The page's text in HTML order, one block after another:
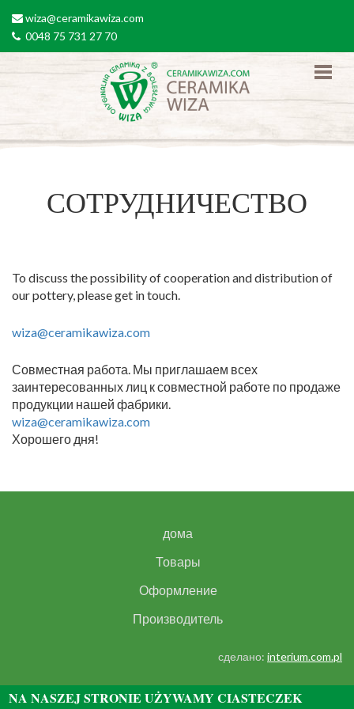
email
wiza@ceramikawiza.com
tel0048 75 731 27 70
СОТРУДНИЧЕСТВО
To discuss the possibility of cooperation and distribution of
our pottery, please get in touch.
wiza@ceramikawiza.com
Совместная работа. Мы приглашаем всех
заинтересованных лиц к совместной работе по продаже
продукции нашей фабрики.
wiza@ceramikawiza.com
Хорошего дня!
дома
Товары
Оформление
Производитель
сделано: interium.com.pl
NA NASZEJ STRONIE UŻYWAMY CIASTECZEK